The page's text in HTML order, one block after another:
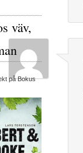
väv,
på Bokus